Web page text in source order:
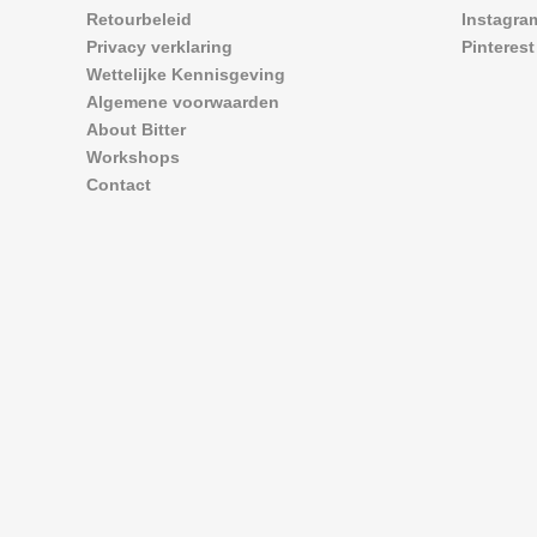
Retourbeleid
Privacy verklaring
Wettelijke Kennisgeving
Algemene voorwaarden
About Bitter
Workshops
Contact
Pinterest